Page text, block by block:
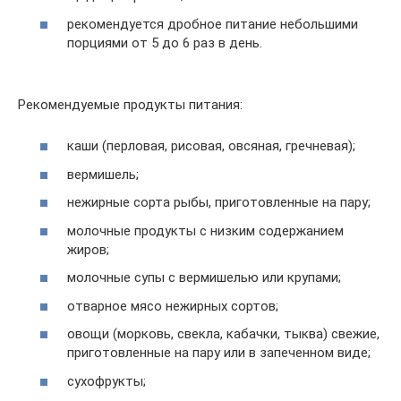
рекомендуется дробное питание небольшими
порциями от 5 до 6 раз в день.
Рекомендуемые продукты питания:
каши (перловая, рисовая, овсяная, гречневая);
вермишель;
нежирные сорта рыбы, приготовленные на пару;
молочные продукты с низким содержанием
жиров;
молочные супы с вермишелью или крупами;
отварное мясо нежирных сортов;
овощи (морковь, свекла, кабачки, тыква) свежие,
приготовленные на пару или в запеченном виде;
сухофрукты;